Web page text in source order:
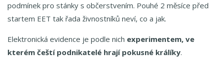
podmínek pro stánky s občerstvením. Pouhé 2 měsíce před
startem EET tak řada živnostníků neví, co a jak.
Elektronická evidence je podle nich experimentem, ve
kterém čeští podnikatelé hrají pokusné králíky.